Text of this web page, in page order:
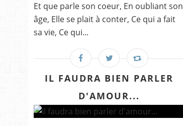
Et que parle son coeur, En oubliant son
âge, Elle se plait à conter, Ce qui a fait
sa vie, Ce qui...
IL FAUDRA BIEN PARLER
D'AMOUR...